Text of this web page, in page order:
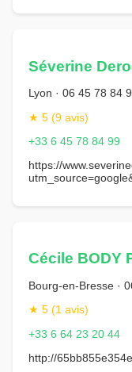
Séverine
Lyon · 06 45 78 84
★ 5 (9 avis)
+33 6 45 78 84 99
https://
Cécile BODY
Bourg-en-Bresse ·
★ 5 (1 avis)
+33 6 64 23 20 44
http://